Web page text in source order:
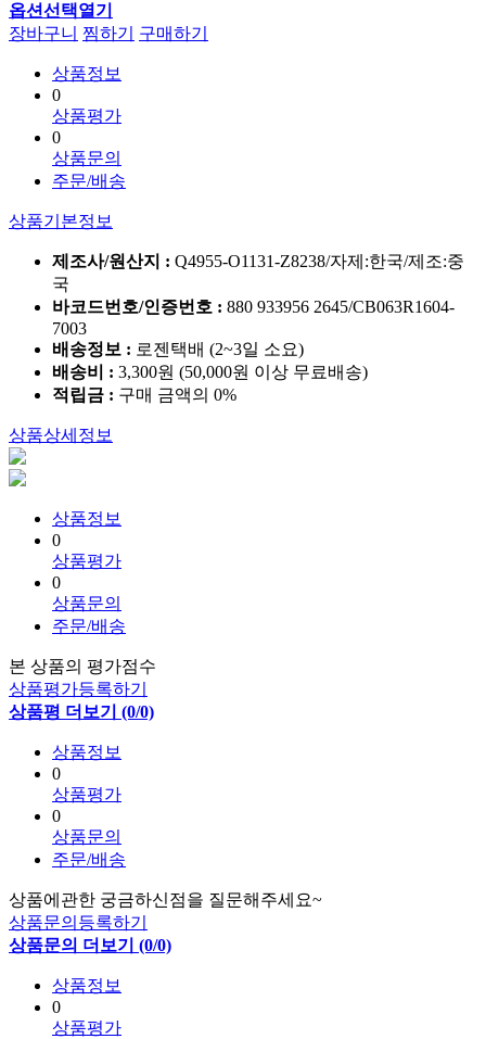
옵션선택열기
장바구니 찜하기 구매하기
상품정보
0
상품평가
0
상품문의
주문/배송
상품기본정보
제조사/원산지 : Q4955-O1131-Z8238/자제:한국/제조:중
국
바코드번호/인증번호 : 880 933956 2645/CB063R1604-
7003
배송정보 : 로젠택배 (2~3일 소요)
배송비 : 3,300원 (50,000원 이상 무료배송)
적립금 : 구매 금액의 0%
상품상세정보
상품정보
0
상품평가
0
상품문의
주문/배송
본 상품의 평가점수
상품평가등록하기
상품평 더보기 (0/0)
상품정보
0
상품평가
0
상품문의
주문/배송
상품에관한 궁금하신점을 질문해주세요~
상품문의등록하기
상품문의 더보기 (0/0)
상품정보
0
상품평가